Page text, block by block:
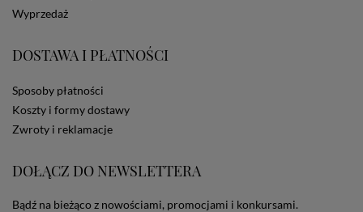
zamieszczane w urządzeniu końcowym każdego
stosowanie plików cookies powinien zmienić
ustawienia swojej przeglądarki.
Wyprzedaż
DOSTAWA I PŁATNOŚCI
Sposoby płatności
Koszty i formy dostawy
Zwroty i reklamacje
DOŁĄCZ DO NEWSLETTERA
Bądź na bieżąco z nowościami, promocjami i konkursami.